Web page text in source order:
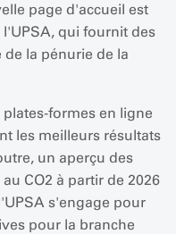
page d'accueil est
qui fournit des
la pénurie de la
formes en ligne
les meilleurs résultats
un aperçu des
CO2 à partir de 2026
s'engage pour
pour la branche